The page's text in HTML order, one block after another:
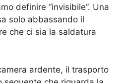
definire “invisibile”. Una
solo abbassando il
che ci sia la saldatura
ardente, il trasporto